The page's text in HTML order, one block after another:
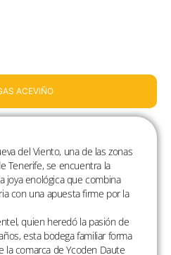
ACEVIÑO
del Viento, una de las zonas
Tenerife, se encuentra la
joya enológica que combina
con una apuesta firme por la
quien heredó la pasión de
esta bodega familiar forma
la comarca de Ycoden Daute